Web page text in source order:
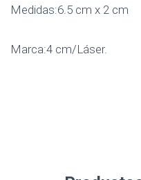
Medidas:6.5 cm x 2 cm
Marca:4 cm/Láser.